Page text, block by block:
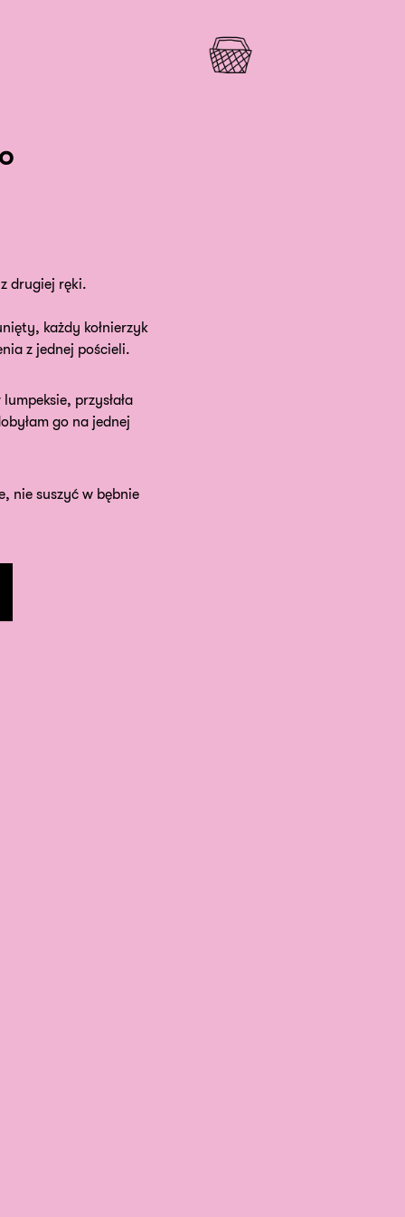
drugiej ręki.
każdy kołnierzyk
z jednej pościeli.
przysłała
go na jednej
nie suszyć w bębnie